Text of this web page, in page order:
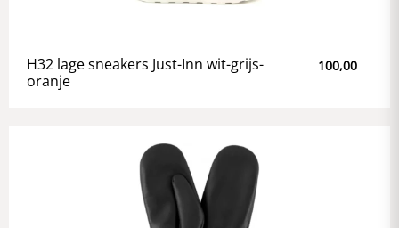
H32 lage sneakers Just-Inn wit-grijs-
oranje
100,00